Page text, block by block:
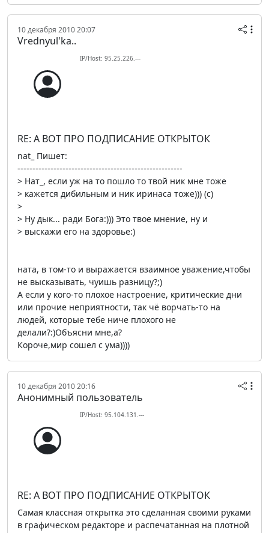
10 декабря 2010 20:07
Vrednyul'ka..
IP/Host: 95.25.226.---
RE: А ВОТ ПРО ПОДПИСАНИЕ ОТКРЫТОК
nat_ Пишет:
-------------------------------------------------------
> Нат_, если уж на то пошло то твой ник мне тоже
> кажется дибильным и ник иринаса тоже))) (c)
>
> Ну дык... ради Бога:))) Это твое мнение, ну и
> выскажи его на здоровье:)
ната, в том-то и выражается взаимное уважение,чтобы
не высказывать, чуишь разницу?;)
А если у кого-то плохое настроение, критические дни
или прочие неприятности, так чё ворчать-то на
людей, которые тебе ниче плохого не
делали?:)Объясни мне,а?
Короче,мир сошел с ума))))
10 декабря 2010 20:16
Анонимный пользователь
IP/Host: 95.104.131.---
RE: А ВОТ ПРО ПОДПИСАНИЕ ОТКРЫТОК
Самая классная открытка это сделанная своими руками
в графическом редакторе и распечатанная на плотной